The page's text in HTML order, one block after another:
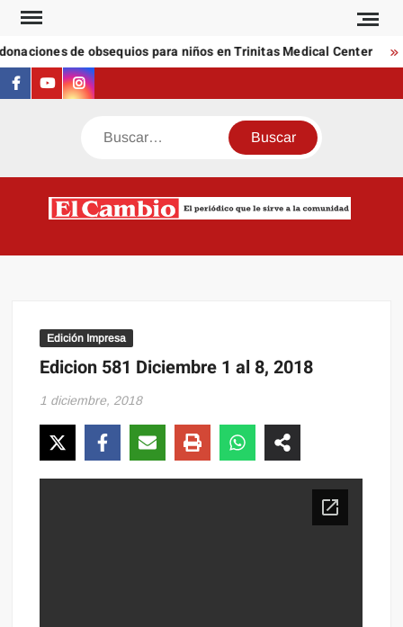
Saltar
contenido de obsequios para niños en Trinitas Medical Center
Facebook
YoutubeInstagram
Buscar
Edición Impresa
Edicion 581 Diciembre 1 al 8, 2018
1 diciembre, 2018